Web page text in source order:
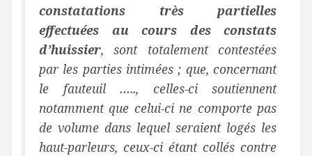
constatations très partielles
effectuées au cours des constats
d’huissier, sont totalement contestées
par les parties intimées ; que, concernant
le fauteuil ….., celles-ci soutiennent
notamment que celui-ci ne comporte pas
de volume dans lequel seraient logés les
haut-parleurs, ceux-ci étant collés contre